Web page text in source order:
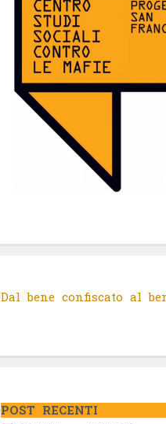
Dal bene confiscato al
POST RECENTI